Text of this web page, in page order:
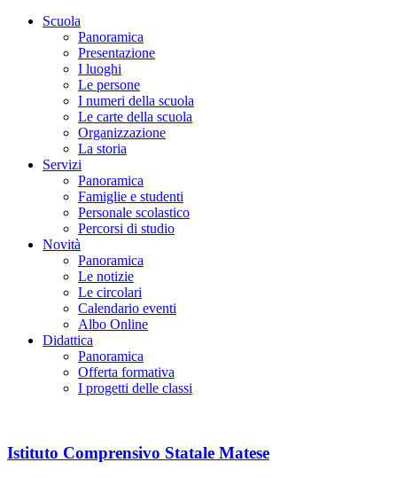
Scuola
Panoramica
Presentazione
I luoghi
Le persone
I numeri della scuola
Le carte della scuola
Organizzazione
La storia
Servizi
Panoramica
Famiglie e studenti
Personale scolastico
Percorsi di studio
Novità
Panoramica
Le notizie
Le circolari
Calendario eventi
Albo Online
Didattica
Panoramica
Offerta formativa
I progetti delle classi
Istituto Comprensivo Statale Matese